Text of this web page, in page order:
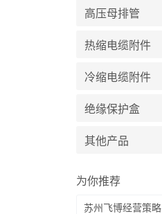
高压母排管
热缩电缆附件
冷缩电缆附件
绝缘保护盒
其他产品
为你推荐
苏州飞博经营策略